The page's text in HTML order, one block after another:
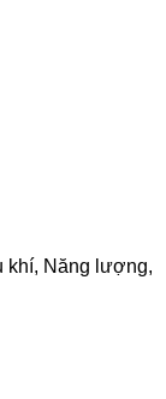
khí, Năng lượng,